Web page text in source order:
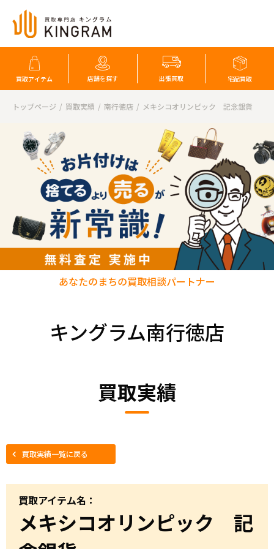
買取アイテム 店舗を探す 出張買取 宅配買取
トップページ 買取実績 南行徳店 メキシコオリンピック 記念銀貨
キングラム南行徳店
あなたのまちの買取相談パートナー
買取実績
買取実績一覧に戻る
買取アイテム名：
メキシコオリンピック 記